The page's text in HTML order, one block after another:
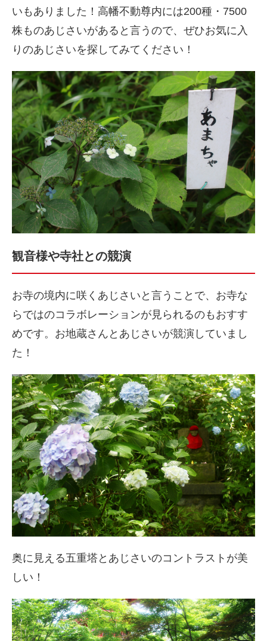
いもありました！高幡不動尊内には200種・7500
株ものあじさいがあると言うので、ぜひお気に入
りのあじさいを探してみてください！
観音様や寺社との競演
お寺の境内に咲くあじさいと言うことで、お寺な
らではのコラボレーションが見られるのもおすす
めです。お地蔵さんとあじさいが競演していまし
た！
奥に見える五重塔とあじさいのコントラストが美
しい！